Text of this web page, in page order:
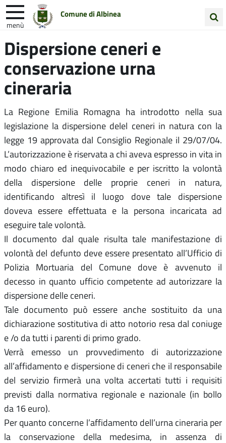
Comune di Albinea
menù
nel
sito
Entra in Comune Vivi Albinea
Unione Colline Matildiche
Dispersione ceneri e
conservazione urna
cineraria
La Regione Emilia Romagna ha introdotto nella sua
legislazione la dispersione delel ceneri in natura con la
legge 19 approvata dal Consiglio Regionale il 29/07/04.
L’autorizzazione è riservata a chi aveva espresso in vita in
modo chiaro ed inequivocabile e per iscritto la volontà
della dispersione delle proprie ceneri in natura,
identificando altresì il luogo dove tale dispersione
doveva essere effettuata e la persona incaricata ad
eseguire tale volontà.
Il documento dal quale risulta tale manifestazione di
volontà del defunto deve essere presentato all’Ufficio di
Polizia Mortuaria del Comune dove è avvenuto il
decesso in quanto ufficio competente ad autorizzare la
dispersione delle ceneri.
Tale documento può essere anche sostituito da una
dichiarazione sostitutiva di atto notorio resa dal coniuge
e /o da tutti i parenti di primo grado.
Verrà emesso un provvedimento di autorizzazione
all’affidamento e dispersione di ceneri che il responsabile
del servizio firmerà una volta accertati tutti i requisiti
previsti dalla normativa regionale e nazionale (in bollo
da 16 euro).
Per quanto concerne l’affidamento dell’urna cineraria per
la conservazione della medesima, in assenza di